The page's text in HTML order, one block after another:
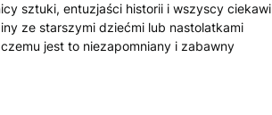
sztuki, entuzjaści historii i wszyscy ciekawi
ze starszymi dziećmi lub nastolatkami
jest to niezapomniany i zabawny